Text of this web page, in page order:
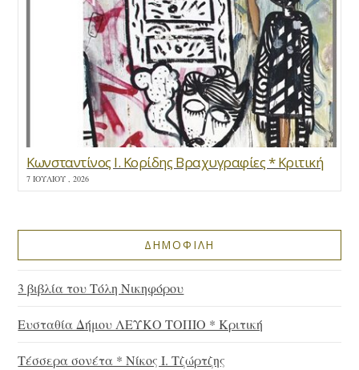
Κωνσταντίνος Ι. Κορίδης Βραχυγραφίες * Κριτική
7 ΙΟΥΛΊΟΥ , 2026
ΔΗΜΟΦΙΛΗ
3 βιβλία του Τόλη Νικηφόρου
Ευσταθία Δήμου ΛΕΥΚΟ ΤΟΠΙΟ * Κριτική
Τέσσερα σονέτα * Νίκος Ι. Τζώρτζης